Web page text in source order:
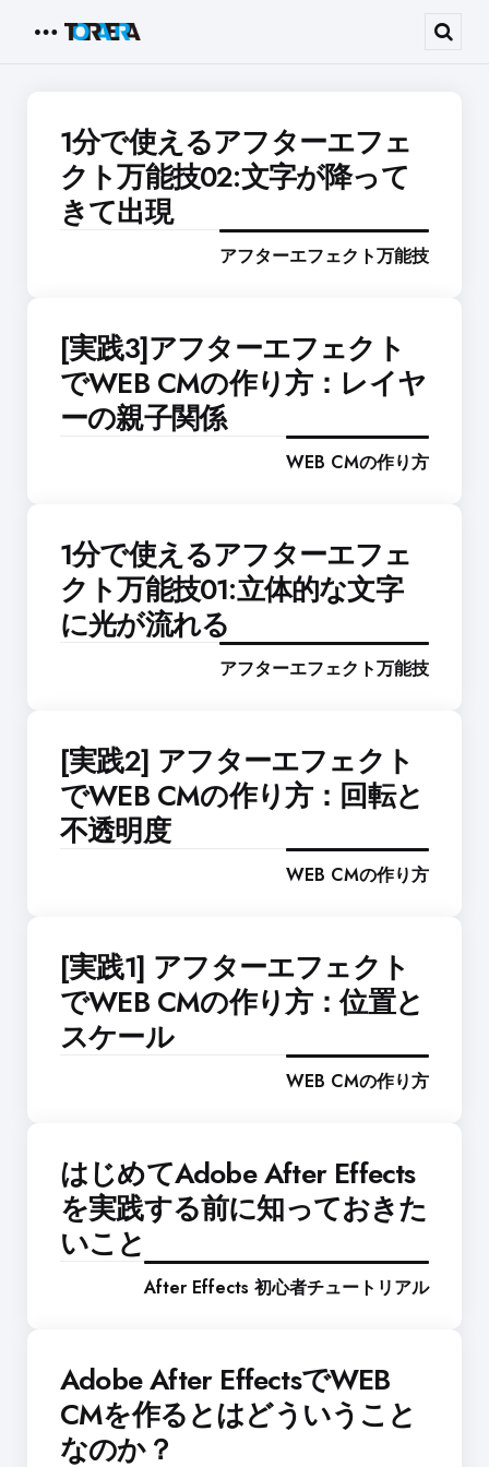
1分で使えるアフターエフェ
クト万能技02:文字が降って
きて出現
アフターエフェクト万能技
[実践3]アフターエフェクト
でWEB CMの作り方：レイヤ
ーの親子関係
WEB CMの作り方
1分で使えるアフターエフェ
クト万能技01:立体的な文字
に光が流れる
アフターエフェクト万能技
[実践2] アフターエフェクト
でWEB CMの作り方：回転と
不透明度
WEB CMの作り方
[実践1] アフターエフェクト
でWEB CMの作り方：位置と
スケール
WEB CMの作り方
はじめてAdobe After Effects
を実践する前に知っておきた
いこと
After Effects 初心者チュートリアル
Adobe After EffectsでWEB
CMを作るとはどういうこと
なのか？